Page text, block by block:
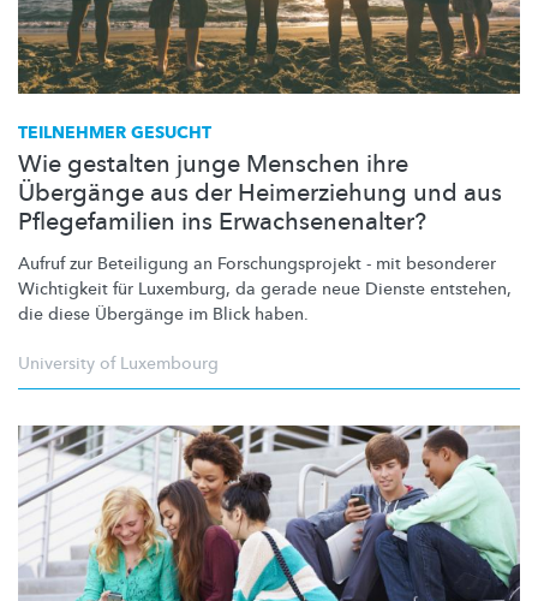
TEILNEHMER GESUCHT
Wie gestalten junge Menschen ihre
Übergänge aus der Heimerziehung und aus
Pflegefamilien ins Erwachsenenalter?
Aufruf zur Beteiligung an Forschungsprojekt - mit besonderer
Wichtigkeit für Luxemburg, da gerade neue Dienste entstehen,
die diese Übergänge im Blick haben.
University of Luxembourg